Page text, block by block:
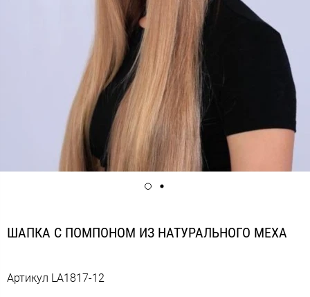
ШАПКА С ПОМПОНОМ ИЗ НАТУРАЛЬНОГО МЕХА
Артикул LA1817-12